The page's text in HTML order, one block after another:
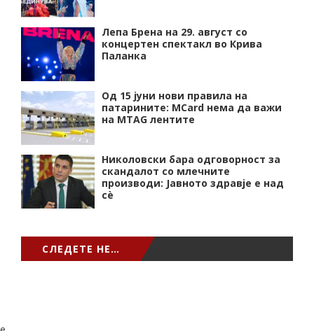
Лепа Брена на 29. август со
концертен спектакл во Крива
Паланка
Од 15 јуни нови правила на
патарините: MCard нема да важи
на MTAG лентите
Николовски бара одговорност за
скандалот со млечните
производи: Јавното здравје е над
сѐ
СЛЕДЕТЕ НЕ…